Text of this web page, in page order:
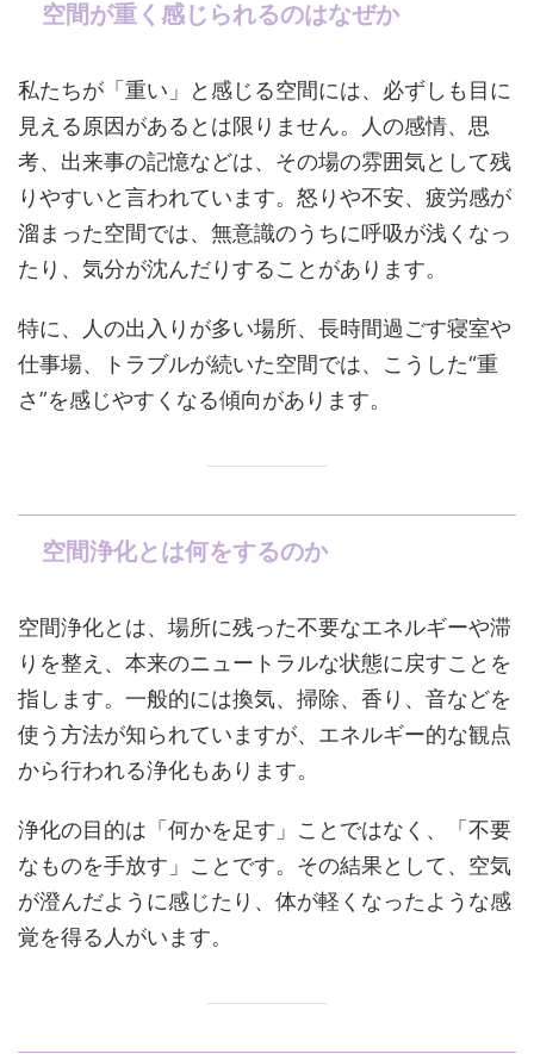
空間が重く感じられるのはなぜか
私たちが「重い」と感じる空間には、必ずしも目に
見える原因があるとは限りません。人の感情、思
考、出来事の記憶などは、その場の雰囲気として残
りやすいと言われています。怒りや不安、疲労感が
溜まった空間では、無意識のうちに呼吸が浅くなっ
たり、気分が沈んだりすることがあります。
特に、人の出入りが多い場所、長時間過ごす寝室や
仕事場、トラブルが続いた空間では、こうした“重
さ”を感じやすくなる傾向があります。
空間浄化とは何をするのか
空間浄化とは、場所に残った不要なエネルギーや滞
りを整え、本来のニュートラルな状態に戻すことを
指します。一般的には換気、掃除、香り、音などを
使う方法が知られていますが、エネルギー的な観点
から行われる浄化もあります。
浄化の目的は「何かを足す」ことではなく、「不要
なものを手放す」ことです。その結果として、空気
が澄んだように感じたり、体が軽くなったような感
覚を得る人がいます。